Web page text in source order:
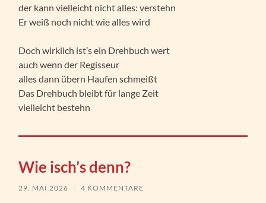
der kann vielleicht nicht alles: verstehn
Er weiß noch nicht wie alles wird
Doch wirklich ist’s ein Drehbuch wert
auch wenn der Regisseur
alles dann übern Haufen schmeißt
Das Drehbuch bleibt für lange Zeit
vielleicht bestehn
Wie isch’s denn?
29. MAI 2026 / 4 KOMMENTARE